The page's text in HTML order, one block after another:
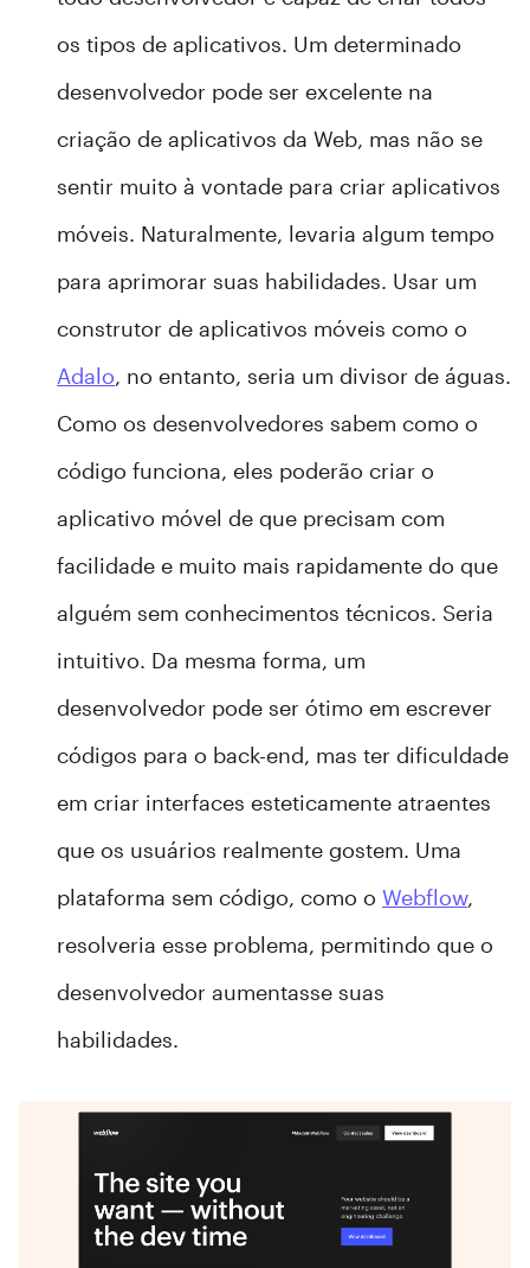
os tipos de aplicativos. Um determinado
desenvolvedor pode ser excelente na
criação de aplicativos da Web, mas não se
sentir muito à vontade para criar aplicativos
móveis. Naturalmente, levaria algum tempo
para aprimorar suas habilidades. Usar um
construtor de aplicativos móveis como o
Adalo, no entanto, seria um divisor de águas.
Como os desenvolvedores sabem como o
código funciona, eles poderão criar o
aplicativo móvel de que precisam com
facilidade e muito mais rapidamente do que
alguém sem conhecimentos técnicos. Seria
intuitivo. Da mesma forma, um
desenvolvedor pode ser ótimo em escrever
códigos para o back-end, mas ter dificuldade
em criar interfaces esteticamente atraentes
que os usuários realmente gostem. Uma
plataforma sem código, como o Webflow,
resolveria esse problema, permitindo que o
desenvolvedor aumentasse suas
habilidades.